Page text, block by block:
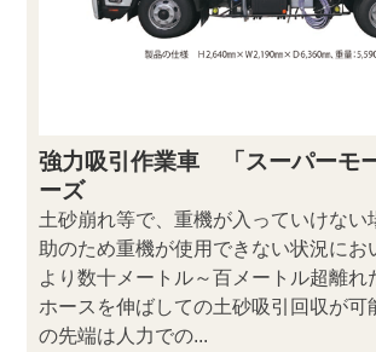
強力吸引作業車 「スーパーモ
ーズ
土砂崩れ等で、重機が入っていけない
助のため重機が使用できない状況にお
より数十メートル～百メートル超離れ
ホースを伸ばしての土砂吸引回収が可
の先端は人力での...